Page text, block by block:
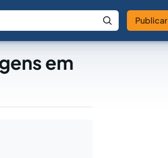
com a IA Buscar no Jus
Publicar
em